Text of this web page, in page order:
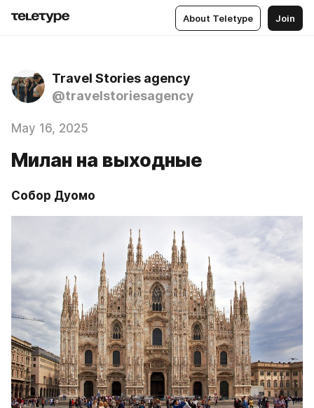
About Teletype Join
Travel Stories agency
@travelstoriesagency
May 16, 2025
Милан на выходные
Собор Дуомо